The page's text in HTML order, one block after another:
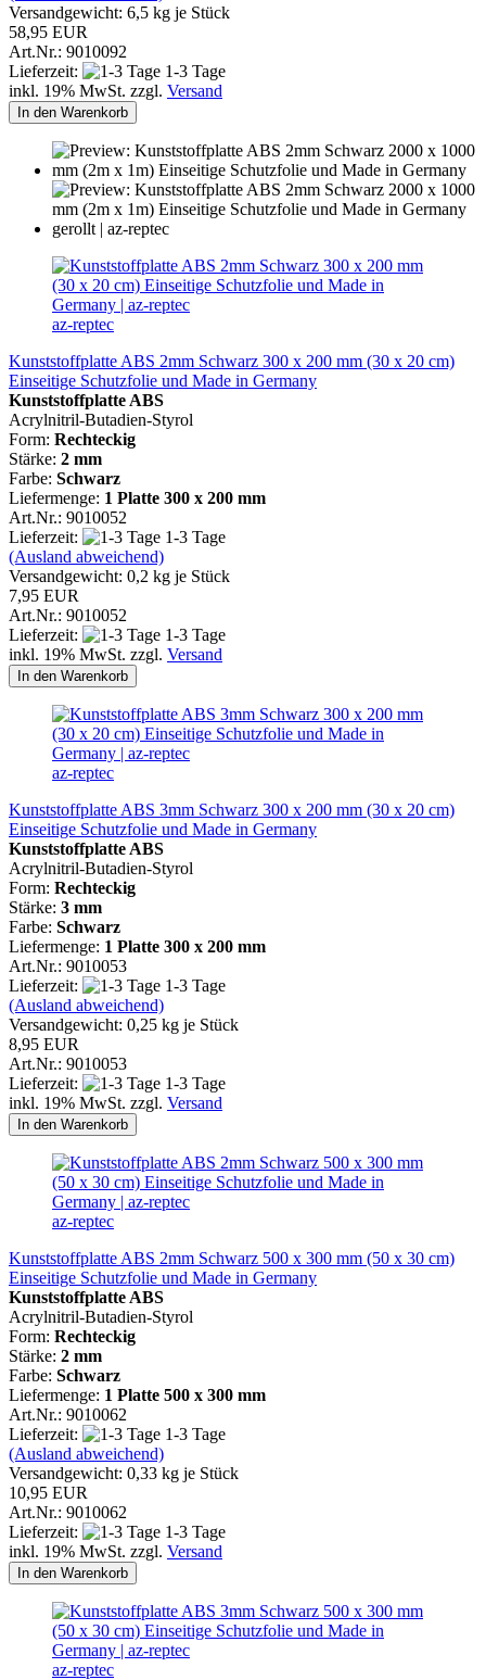
Versandgewicht: 6,5 kg je Stück
58,95 EUR
Art.Nr.: 9010092
Lieferzeit:
1-3 Tage
inkl. 19% MwSt. zzgl. Versand
In den Warenkorb
az-reptec
Kunststoffplatte ABS 2mm Schwarz 300 x 200 mm (30 x 20 cm)
Einseitige Schutzfolie und Made in Germany
Kunststoffplatte ABS
Acrylnitril-Butadien-Styrol
Form: Rechteckig
Stärke: 2 mm
Farbe: Schwarz
Liefermenge: 1 Platte 300 x 200 mm
Art.Nr.: 9010052
Lieferzeit:
1-3 Tage
(Ausland abweichend)
Versandgewicht: 0,2 kg je Stück
7,95 EUR
Art.Nr.: 9010052
Lieferzeit:
1-3 Tage
inkl. 19% MwSt. zzgl. Versand
In den Warenkorb
az-reptec
Kunststoffplatte ABS 3mm Schwarz 300 x 200 mm (30 x 20 cm)
Einseitige Schutzfolie und Made in Germany
Kunststoffplatte ABS
Acrylnitril-Butadien-Styrol
Form: Rechteckig
Stärke: 3 mm
Farbe: Schwarz
Liefermenge: 1 Platte 300 x 200 mm
Art.Nr.: 9010053
Lieferzeit:
1-3 Tage
(Ausland abweichend)
Versandgewicht: 0,25 kg je Stück
8,95 EUR
Art.Nr.: 9010053
Lieferzeit:
1-3 Tage
inkl. 19% MwSt. zzgl. Versand
In den Warenkorb
az-reptec
Kunststoffplatte ABS 2mm Schwarz 500 x 300 mm (50 x 30 cm)
Einseitige Schutzfolie und Made in Germany
Kunststoffplatte ABS
Acrylnitril-Butadien-Styrol
Form: Rechteckig
Stärke: 2 mm
Farbe: Schwarz
Liefermenge: 1 Platte 500 x 300 mm
Art.Nr.: 9010062
Lieferzeit:
1-3 Tage
(Ausland abweichend)
Versandgewicht: 0,33 kg je Stück
10,95 EUR
Art.Nr.: 9010062
Lieferzeit:
1-3 Tage
inkl. 19% MwSt. zzgl. Versand
In den Warenkorb
az-reptec